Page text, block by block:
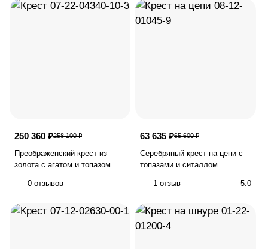
250 360 ₽258 100 ₽
Преображенский крест из
золота с агатом и топазом
0 отзывов
63 635 ₽65 600 ₽
Серебряный крест на цепи с
топазами и ситаллом
1 отзыв 5.0